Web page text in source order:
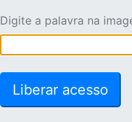
Digite a palavra na